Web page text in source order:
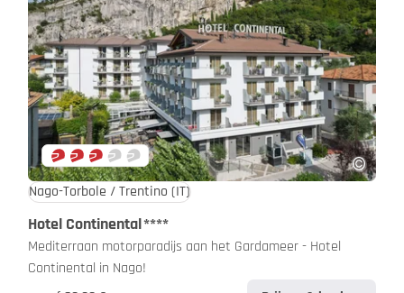
Nago-Torbole / Trentino (IT)
Hotel Continental****
Mediterraan motorparadijs aan het Gardameer - Hotel
Continental in Nago!